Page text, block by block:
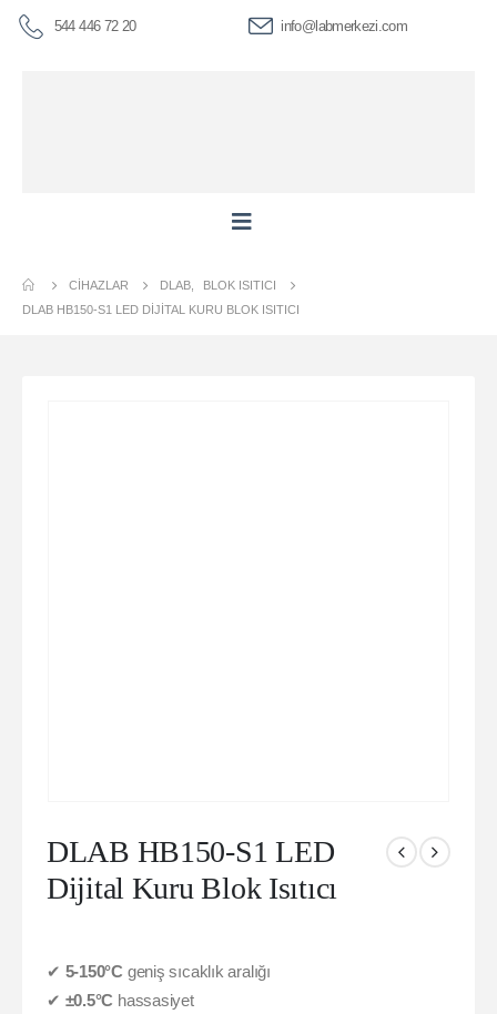
544 446 72 20 info@labmerkezi.com
CIHAZLAR DLAB
BLOK ISITICI
DLAB HB150-S1 LED DIJITAL KURU BLOK ISITICI
DLAB HB150-S1 LED
Dijital Kuru Blok Isıtıcı
✔ 5-150°C geniş sıcaklık aralığı
✔ ±0.5°C hassasiyet